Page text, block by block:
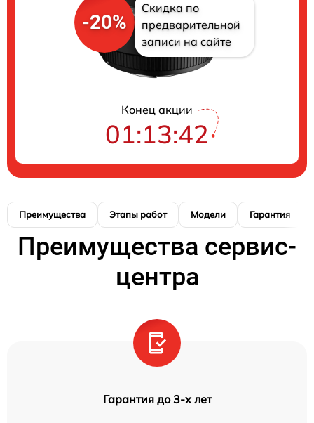
-20%
Скидка по
предварительной
записи на сайте
Конец акции
01:13:41
Преимущества Этапы работ Модели Гарантия
Преимущества сервис-
центра
Гарантия до 3-х лет